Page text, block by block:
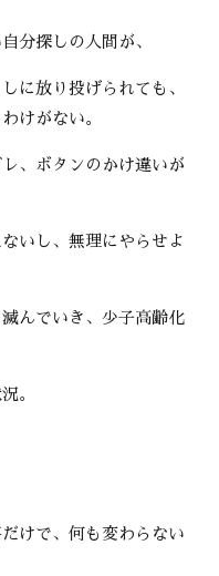
分探しの人間が、
に放り投げられても、
けがない。
、ボタンのかけ違いが
いし、無理にやらせよ
んでいき、少子高齢化
。
けで、何も変わらない